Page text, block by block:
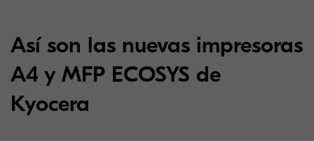
Así son las nuevas impresoras
A4 y MFP ECOSYS de
Kyocera